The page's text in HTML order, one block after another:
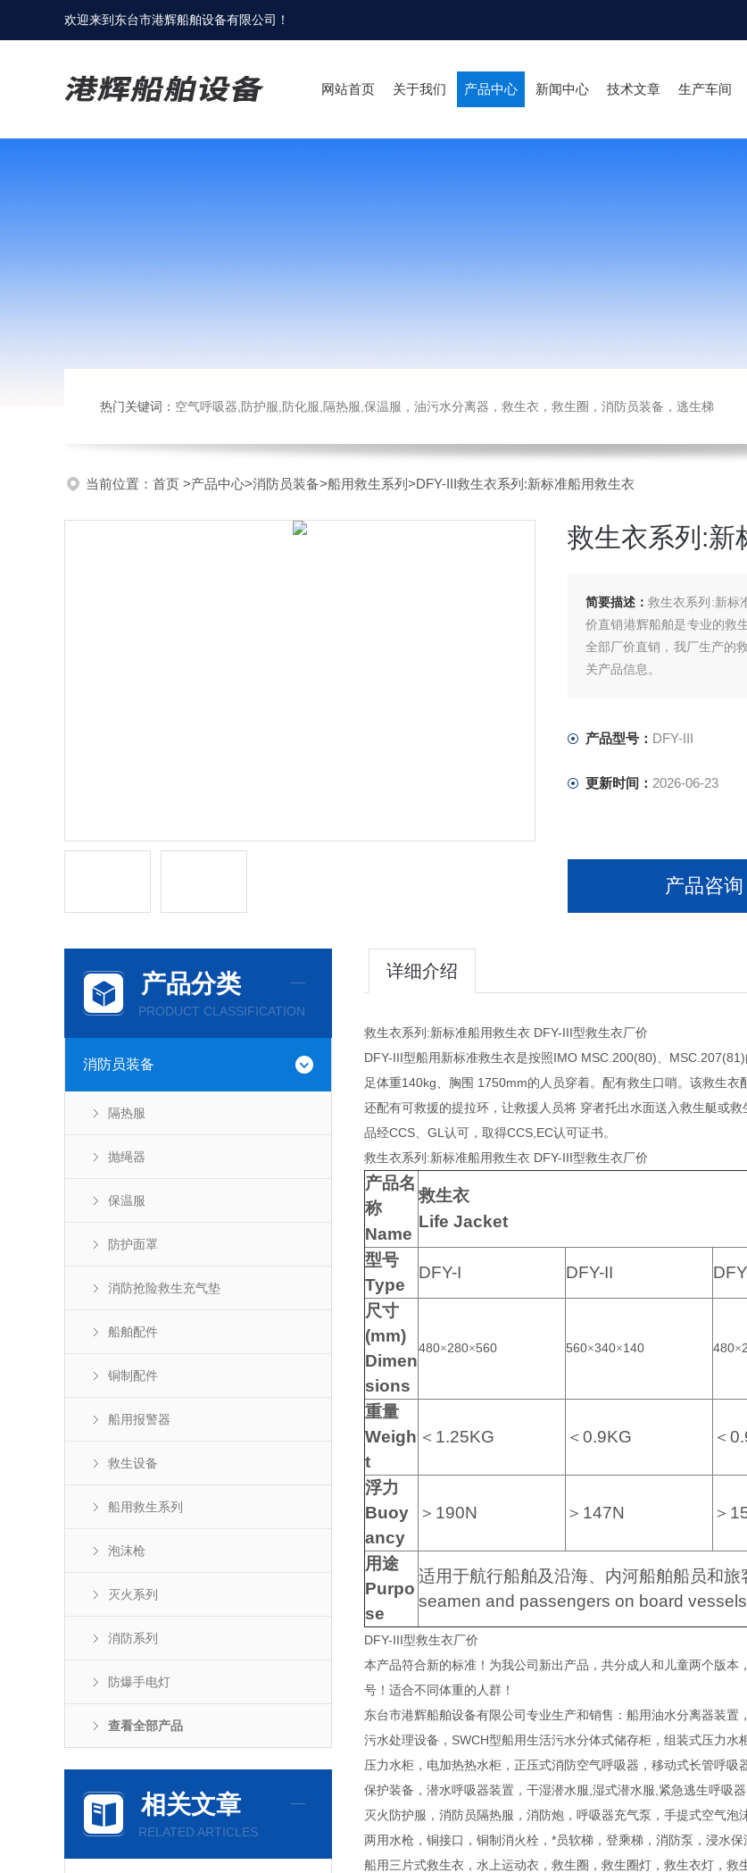
欢迎来到 东台市港辉船舶设备有限公司 ！
网站首页 关于我们 产品中心 新闻中心 技术文章 生产车间
热门关键词： 空气呼吸器,防护服,防化服,隔热服,保温服，油污水分离器，救生衣，救生圈，消防员装备，逃生梯
当前位置： 首页 >产品中心>消防员装备>船用救生系列 >DFY-III救生衣系列:新标准船用救生衣
救生衣系列:新
简要描述：救生衣系列:新标
价直销港辉船舶是专业的救
全部厂价直销，我厂生产的
关产品信息。
产品型号： DFY-III
更新时间： 2026-06-23
产品咨询
产品分类
PRODUCT CLASSIFICATION
消防员装备
隔热服
抛绳器
保温服
防护面罩
消防抢险救生充气垫
船舶配件
铜制配件
船用报警器
救生设备
船用救生系列
泡沫枪
灭火系列
消防系列
防爆手电灯
查看全部产品
相关文章
RELATED ARTICLES
详细介绍
救生衣系列:新标准船用救生衣 DFY-III型救生衣厂价
DFY-III型船用新标准救生衣是按照IMO MSC.200(80)、
足体重140kg、胸围 1750mm的人员穿着。配有救生口哨。该救生
还配有可救援的提拉环，让救援人员将 穿者托出水面送入救生艇或
品经CCS、GL认可，取得CCS,EC认可证书。
救生衣系列:新标准船用救生衣 DFY-III型救生衣厂价
产品名
称
Name
救生衣
Life Jacket
型号
Type
DFY-I DFY-II
尺寸
(mm)
Dimen
sions
480×280×560 560×340×140 480×
重量
Weigh
t
＜ 1.25KG ＜ 0.9KG ＜
浮力
Buoy
ancy
＞ 190N ＞ 147N ＞
用途
Purpo
se
适用于航行船舶及沿海、内河船舶船员和旅
seamen and passengers on board
DFY-III型救生衣厂价
本产品符合新的标准！为我公司新出产品，共分成人和儿童两个版本
号！适合不同体重的人群！
东台市港辉船舶设备有限公司专业生产和销售：船用油水分离器装
污水处理设备，SWCH型船用生活污水分体式储存柜，组装式压力水
压力水柜，电加热热水柜，正压式消防空气呼吸器，移动式长管呼吸
保护装备，潜水呼吸器装置，干湿潜水服,湿式潜水服,紧急逃生呼吸
灭火防护服，消防员隔热服，消防炮，呼吸器充气泵，手提式空气泡
两用水枪，铜接口，铜制消火栓，*员软梯，登乘梯，消防泵，浸水
船用三片式救生衣，水上运动衣，救生圈，救生圈灯，救生衣灯，救